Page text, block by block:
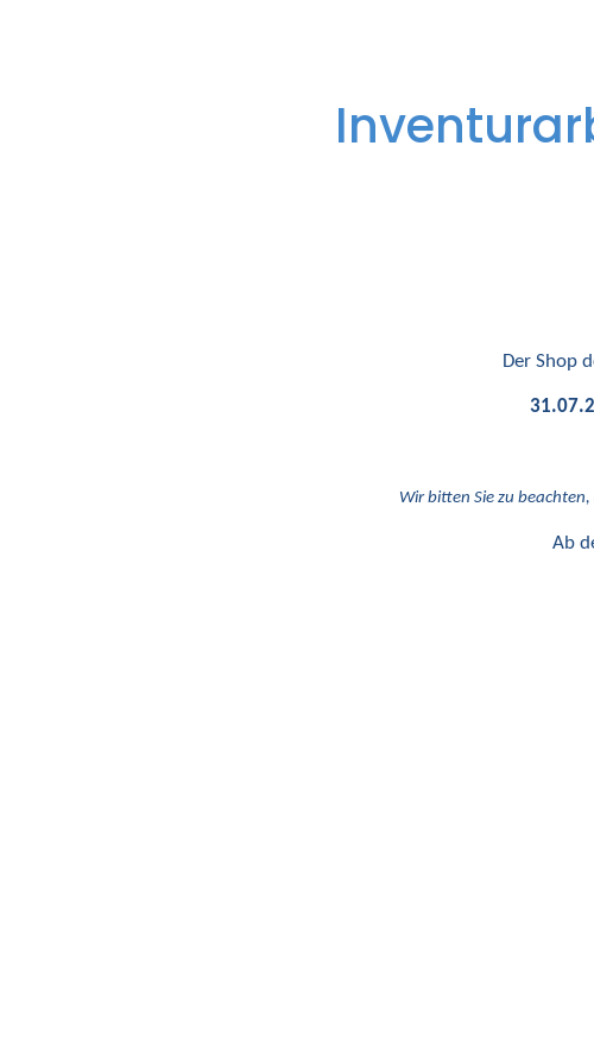
Der Shop
Wir bitten Sie zu
Ab